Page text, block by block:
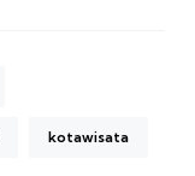
kotawisata